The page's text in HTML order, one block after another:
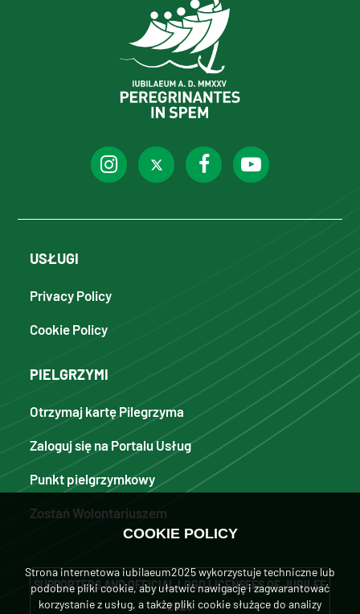
USŁUGI
Privacy Policy
Cookie Policy
PIELGRZYMI
Otrzymaj kartę Pilegrzyma
Zaloguj się na Portalu Usług
Punkt pielgrzymkowy
Zostań Wolontariuszem
SUPPORTERS AND OFFICIAL LOGO LICENSEES OF JUBILEE
2025
COOKIE POLICY
Strona internetowa iubilaeum2025 wykorzystuje techniczne lub
podobne pliki cookie, aby ułatwić nawigację i zagwarantować
korzystanie z usług, a także pliki cookie służące do analizy